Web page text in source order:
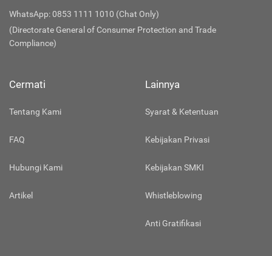
WhatsApp: 0853 1111 1010 (Chat Only)
(Directorate General of Consumer Protection and Trade
Compliance)
Cermati
Tentang Kami
FAQ
Hubungi Kami
Artikel
Lainnya
Syarat & Ketentuan
Kebijakan Privasi
Kebijakan SMKI
Whistleblowing
Anti Gratifikasi